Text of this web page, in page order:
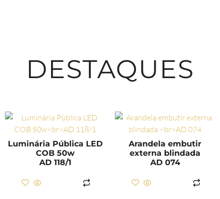
DESTAQUES
Luminária Pública LED
COB 50w
AD 118/1
Arandela embutir
externa blindada
AD 074